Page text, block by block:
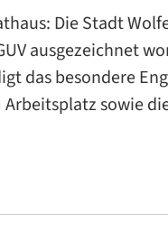
Die Stadt
ausgezeichnet
das besondere
sowie